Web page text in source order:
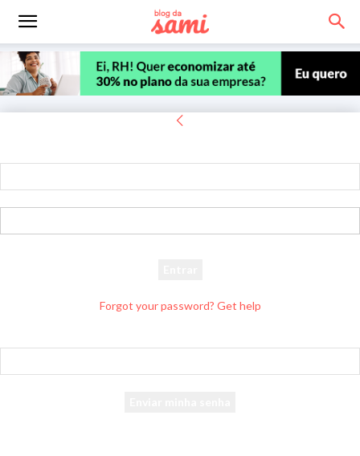
Forgot your password? Get help